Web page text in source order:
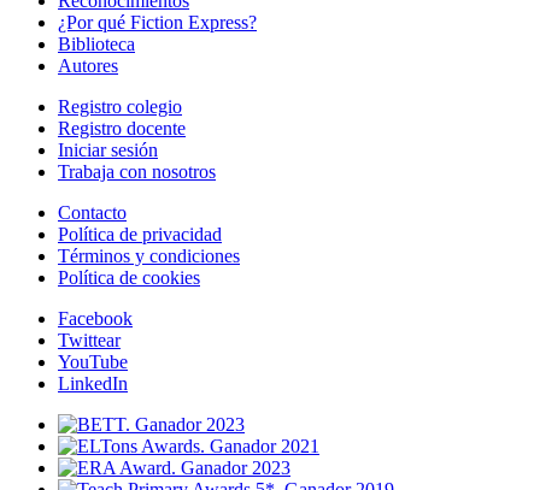
¿Por qué Fiction Express?
Biblioteca
Autores
Registro colegio
Registro docente
Iniciar sesión
Trabaja con nosotros
Contacto
Política de privacidad
Términos y condiciones
Política de cookies
Facebook
Twittear
YouTube
LinkedIn